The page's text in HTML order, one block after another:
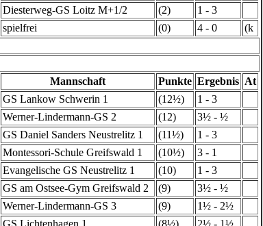
Diesterweg-GS Loitz M+1/2 (2)
1 - 3
spielfrei (0) 4 - 0 (k
Mannschaft Punkte Ergebnis At
GS Lankow Schwerin 1 (12½)
1 - 3
Werner-Lindermann-GS 2 (12)
3½ - ½
GS Daniel Sanders Neustrelitz 1 (11½)
1 - 3
Montessori-Schule Greifswald 1 (10½)
3 - 1
Evangelische GS Neustrelitz 1 (10)
1 - 3
GS am Ostsee-Gym Greifswald 2 (9)
3½ - ½
Werner-Lindermann-GS 3 (9)
1½ - 2½
GS Lichtenhagen 1 (8½)
2½ - 1½